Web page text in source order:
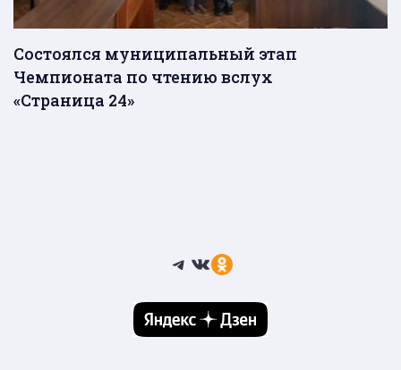
Состоялся муниципальный этап
Чемпионата по чтению вслух
«Страница 24»
Telegram
ВКонтакте
Ссылка